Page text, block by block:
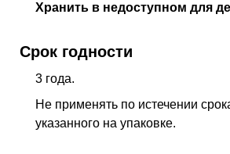
Хранить в недоступном для
Срок годности
3 года.
Не применять по истечении
указанного на упаковке.